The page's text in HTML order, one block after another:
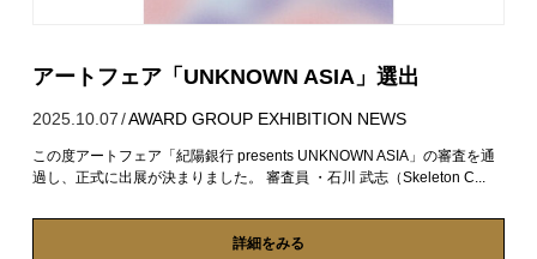
アートフェア「UNKNOWN ASIA」選出
2025.10.07 /AWARD GROUP EXHIBITION NEWS
この度アートフェア「紀陽銀行 presents UNKNOWN ASIA」の審査を通
過し、正式に出展が決まりました。 審査員 ・石川 武志（Skeleton C...
詳細をみる